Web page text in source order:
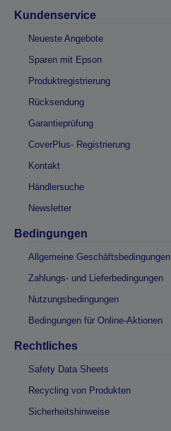
Kundenservice
Neueste Angebote
Sparen mit Epson
Produktregistrierung
Rücksendung
Garantieprüfung
CoverPlus- Registrierung
Kontakt
Händlersuche
Newsletter
Bedingungen
Allgemeine Geschäftsbedingungen
Zahlungs- und Lieferbedingungen
Nutzungsbedingungen
Bedingungen für Online-Aktionen
Rechtliches
Safety Data Sheets
Recycling von Produkten
Sicherheitshinweise